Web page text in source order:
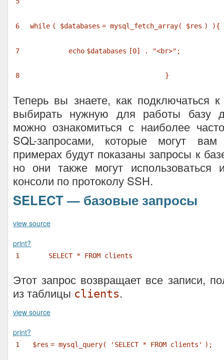
6 while ( $databases = mysql_fetch_array( $res )
7 echo $databases [0] . "<br>" ;
8 }
Теперь вы знаете, как подключаться
выбирать нужную для работы базу
можно ознакомиться с наиболее
SQL-запросами, которые могут
примерах будут показаны запросы к
но они также могут
консоли по протоколу SSH.
SELECT — базовые запросы
view source
print?
1 SELECT * FROM clients
Этот запрос возвращает все записи,
из таблицы clients.
view source
print?
1 $res = mysql_query( 'SELECT * FROM clients' );